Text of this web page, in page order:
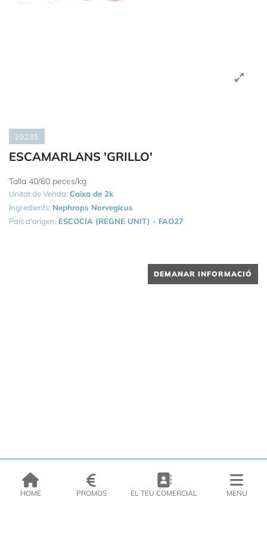
20235
ESCAMARLANS 'GRILLO'
Talla 40/60 peces/kg
Unitat de Venda: Caixa de 2k
Ingredients: Nephrops Norvegicus
País d'origen: ESCOCIA (REGNE UNIT) - FAO27
DEMANAR INFORMACIÓ
HOME PROMOS EL TEU COMERCIAL MENU